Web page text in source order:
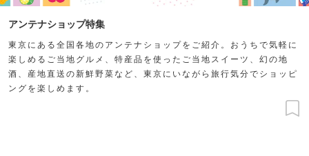
アンテナショップ特集
東京にある全国各地のアンテナショップをご紹介。おうちで気軽に
楽しめるご当地グルメ、特産品を使ったご当地スイーツ、幻の地
酒、産地直送の新鮮野菜など、東京にいながら旅行気分でショッピ
ングを楽しめます。